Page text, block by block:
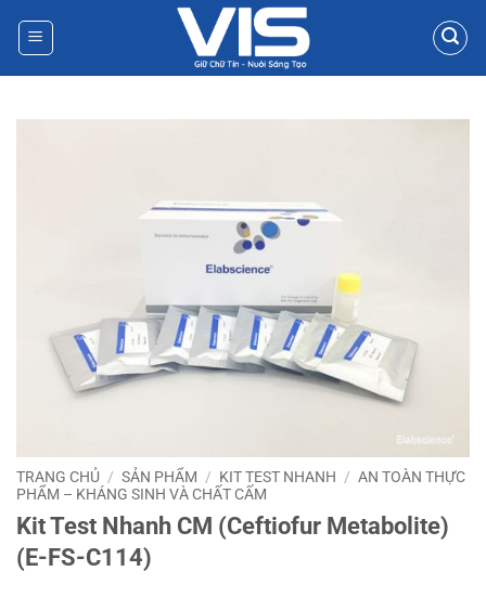
TRANG CHỦ / SẢN PHẨM / KIT TEST NHANH / AN TOÀN THỰC
PHẨM – KHÁNG SINH VÀ CHẤT CẤM
Kit Test Nhanh CM (Ceftiofur Metabolite)
(E-FS-C114)